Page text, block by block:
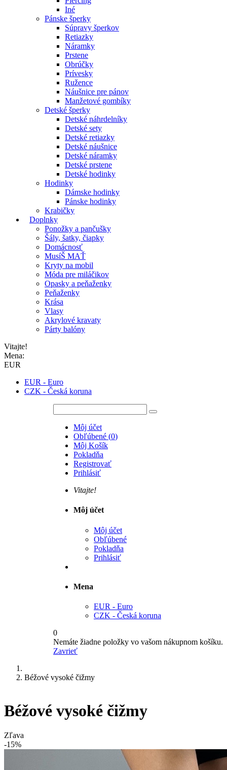
Iné
Pánske šperky
Súpravy šperkov
Retiazky
Náramky
Prstene
Obrúčky
Prívesky
Ružence
Náušnice pre pánov
Manžetové gombíky
Detské šperky
Detské náhrdelníky
Detské sety
Detské retiazky
Detské náušnice
Detské náramky
Detské prstene
Detské hodinky
Hodinky
Dámske hodinky
Pánske hodinky
Krabičky
Doplnky
Ponožky a pančušky
Šály, šatky, čiapky
Domácnosť
MusíŠ MAŤ
Kryty na mobil
Móda pre miláčikov
Opasky a peňaženky
Peňaženky
Krása
Vlasy
Akrylové kravaty
Párty balóny
Vitajte!
Mena:
EUR
EUR - Euro
CZK - Česká koruna
Môj účet
Obľúbené (0)
Môj Košík
Pokladňa
Registrovať
Prihlásiť
Vitajte!
Môj účet
Môj účet
Obľúbené
Pokladňa
Prihlásiť
Mena
EUR - Euro
CZK - Česká koruna
0
Nemáte žiadne položky vo vašom nákupnom košíku.
Zavrieť
Béžové vysoké čižmy
Béžové vysoké čižmy
Zľava
-15%